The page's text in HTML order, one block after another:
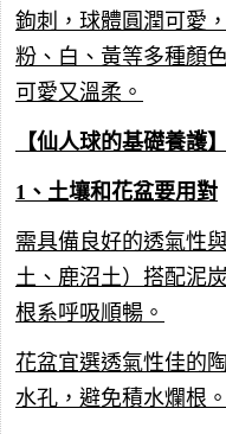
鉤刺，球體圓潤可愛
粉、白、黃等多種顏
可愛又溫柔。
【仙人球的基礎養護】
1、土壤和花盆要用對
需具備良好的透氣性
土、鹿沼土）搭配泥
根系呼吸順暢。
花盆宜選透氣性佳的
水孔，避免積水爛根。